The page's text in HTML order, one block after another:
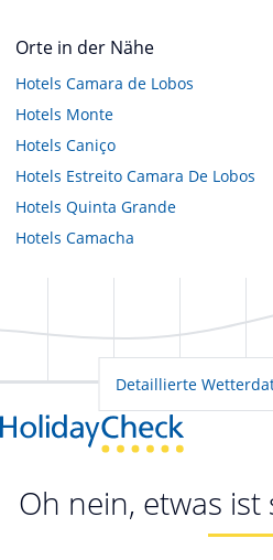
Orte in der Nähe
Hotels Camara de Lobos
Hotels Monte
Hotels Caniço
Hotels Estreito Camara De Lobos
Hotels Quinta Grande
Hotels Camacha
Detaillierte
Oh nein, etwas ist